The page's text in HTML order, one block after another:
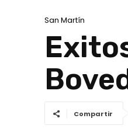
San Martín
Compartir